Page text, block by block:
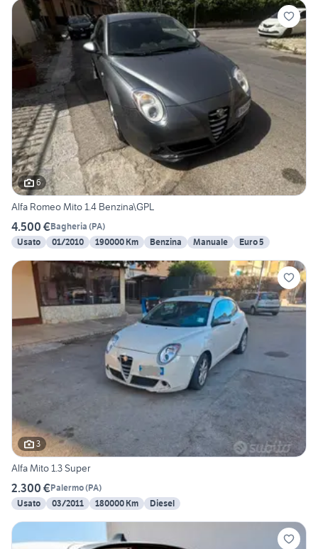
6
Alfa Romeo Mito 1.4 Benzina\GPL
4.500 €Bagheria (PA)
Usato
01/2010 190000 Km Benzina Manuale Euro 5
3
Alfa Mito 1.3 Super
2.300 €Palermo(PA)
Usato
03/2011 180000 Km Diesel